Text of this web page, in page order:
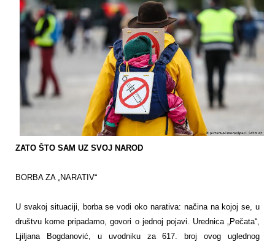
ZATO ŠTO SAM UZ SVOJ NAROD
BORBA ZA „NARATIV“
U svakoj situaciji, borba se vodi oko narativa: načina na kojoj se, u
društvu kome pripadamo, govori o jednoj pojavi. Urednica „Pečata“,
Ljiljana Bogdanović, u uvodniku za 617. broj ovog uglednog